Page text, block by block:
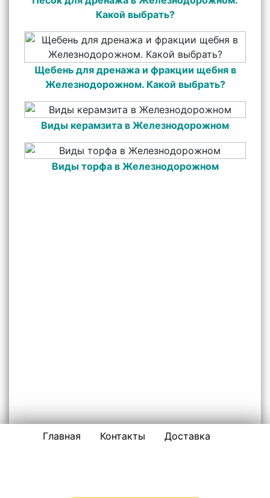
Какой выбрать?
Щебень для дренажа и фракции щебня в
Железнодорожном. Какой выбрать?
Виды керамзита в Железнодорожном
Виды торфа в Железнодорожном
Главная Контакты Доставка